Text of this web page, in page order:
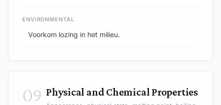
ENVIRONMENTAL
Voorkom lozing in het milieu.
09 Physical and Chemical Properties